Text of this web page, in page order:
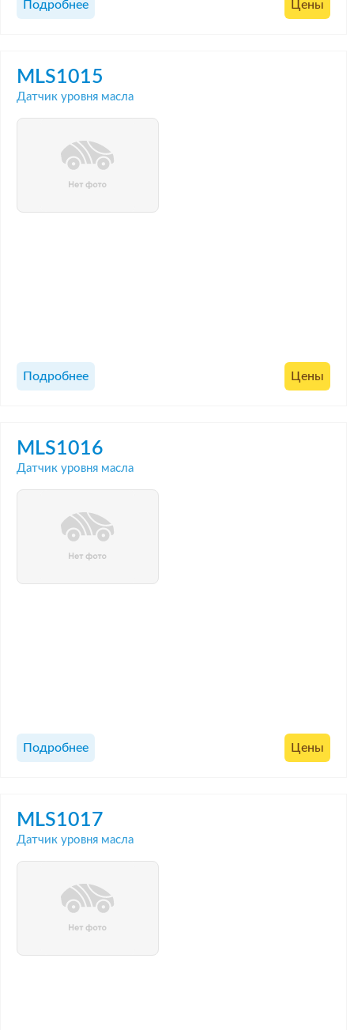
Подробнее Цены
MLS1015
Датчик уровня масла
Подробнее Цены
MLS1016
Датчик уровня масла
Подробнее Цены
MLS1017
Датчик уровня масла